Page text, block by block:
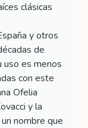
clásicas
y otros
de
es menos
con este
Ofelia
y la
nombre que